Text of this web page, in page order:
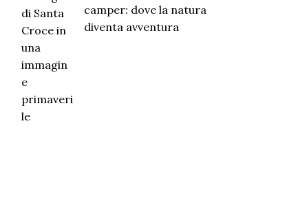
camper: dove la natura
diventa avventura